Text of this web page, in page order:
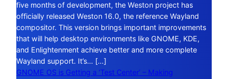
five months of development, the Weston project has
officially released Weston 16.0, the reference Wayland
compositor. This version brings important improvements
that will help desktop environments like GNOME, KDE,
and Enlightenment achieve better and more complete
Wayland support. It’s… […]
GNOME OS is Getting a ‘Test Center’ – Making